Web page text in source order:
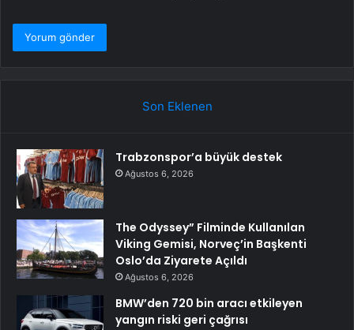
Son Eklenen
Trabzonspor’a büyük destek
Ağustos 6, 2026
The Odyssey” Filminde Kullanılan
Viking Gemisi, Norveç’in Başkenti
Oslo’da Ziyarete Açıldı
Ağustos 6, 2026
BMW’den 720 bin aracı etkileyen
yangın riski geri çağrısı